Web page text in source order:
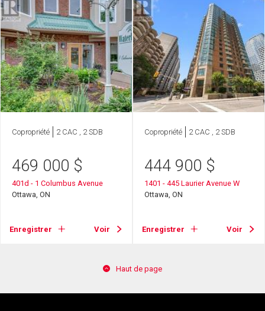
Copropriété 2 CAC , 2 SDB
469 000 $
401d - 1 Columbus Avenue
Ottawa, ON
Enregistrer Voir
Copropriété 2 CAC , 2 SDB
444 900 $
1401 - 445 Laurier Avenue W
Ottawa, ON
Enregistrer Voir
Haut de page